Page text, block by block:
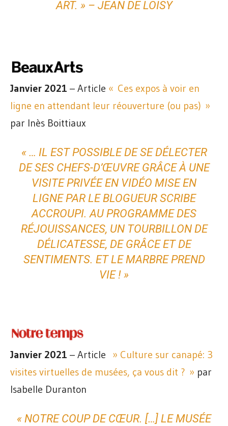
ART. » – JEAN DE LOISY
Janvier 2021 – Article « Ces expos à voir en
ligne en attendant leur réouverture (ou pas) »
par Inès Boittiaux
« … IL EST POSSIBLE DE SE DÉLECTER
DE SES CHEFS-D’ŒUVRE GRÂCE À UNE
VISITE PRIVÉE EN VIDÉO MISE EN
LIGNE PAR LE BLOGUEUR SCRIBE
ACCROUPI. AU PROGRAMME DES
RÉJOUISSANCES, UN TOURBILLON DE
DÉLICATESSE, DE GRÂCE ET DE
SENTIMENTS. ET LE MARBRE PREND
VIE ! »
Janvier 2021 – Article
» Culture sur canapé: 3
visites virtuelles de musées, ça vous dit ? » par
Isabelle Duranton
« NOTRE COUP DE CŒUR. […] LE MUSÉE